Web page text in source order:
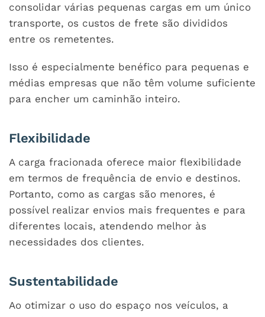
consolidar várias pequenas cargas em um único
transporte, os custos de frete são divididos
entre os remetentes.
Isso é especialmente benéfico para pequenas e
médias empresas que não têm volume suficiente
para encher um caminhão inteiro.
Flexibilidade
A carga fracionada oferece maior flexibilidade
em termos de frequência de envio e destinos.
Portanto, como as cargas são menores, é
possível realizar envios mais frequentes e para
diferentes locais, atendendo melhor às
necessidades dos clientes.
Sustentabilidade
Ao otimizar o uso do espaço nos veículos, a